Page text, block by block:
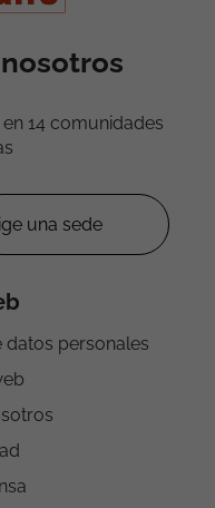
14 comunidades
datos personales